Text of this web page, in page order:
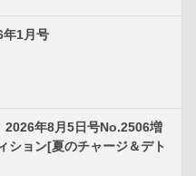
年1月号
2026年8月5日号No.2506増
ション[夏のチャージ＆デト